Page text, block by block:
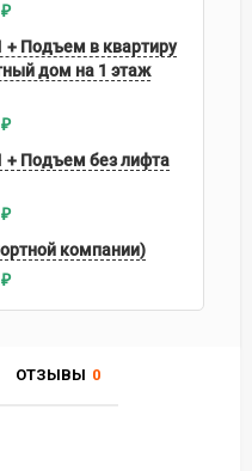
ОТЗЫВЫ 0
₽
Подъем в квартиру
дом на 1 этаж
₽
+ Подъем без лифта
₽
компании)
₽